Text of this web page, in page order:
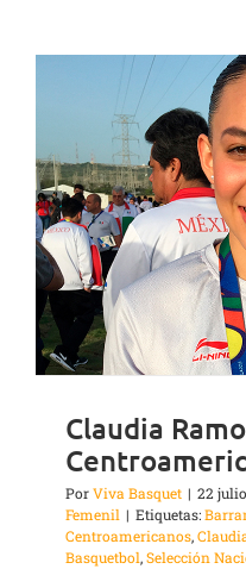
Claudia
PorViva Basquet | 22
Femenil | Etiquetas:
Centroamericanos,
Basquetbol,Selección